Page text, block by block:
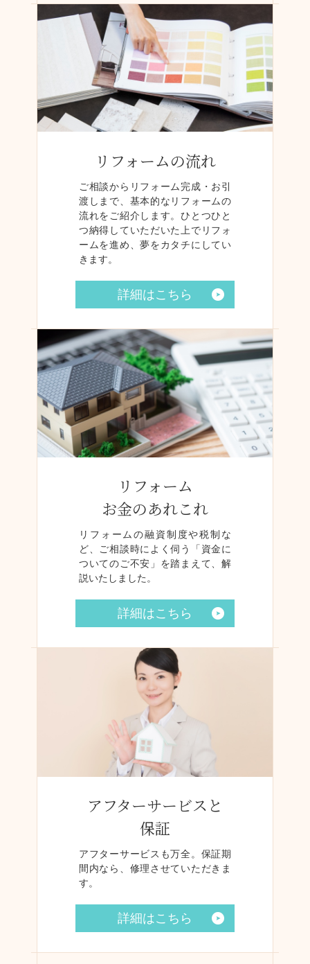
リフォームの流れ
ご相談からリフォーム完成・お引
渡しまで、基本的なリフォームの
流れをご紹介します。ひとつひと
つ納得していただいた上でリフォ
ームを進め、夢をカタチにしてい
きます。
詳細はこちら
リフォーム
お金のあれこれ
リフォームの融資制度や税制な
ど、ご相談時によく伺う「資金に
ついてのご不安」を踏まえて、解
説いたしました。
詳細はこちら
アフターサービスと
保証
アフターサービスも万全。保証期
間内なら、修理させていただきま
す。
詳細はこちら